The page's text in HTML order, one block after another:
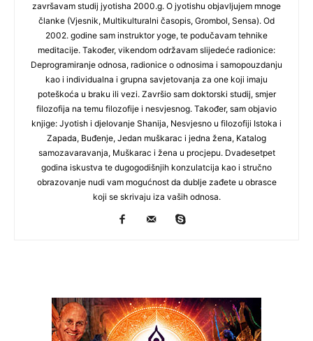
završavam studij jyotisha 2000.g. O jyotishu objavljujem mnoge
članke (Vjesnik, Multikulturalni časopis, Grombol, Sensa). Od
2002. godine sam instruktor yoge, te podučavam tehnike
meditacije. Također, vikendom održavam slijedeće radionice:
Deprogramiranje odnosa, radionice o odnosima i samopouzdanju
kao i individualna i grupna savjetovanja za one koji imaju
poteškoća u braku ili vezi. Završio sam doktorski studij, smjer
filozofija na temu filozofije i nesvjesnog. Također, sam objavio
knjige: Jyotish i djelovanje Shanija, Nesvjesno u filozofiji Istoka i
Zapada, Buđenje, Jedan muškarac i jedna žena, Katalog
samozavaravanja, Muškarac i žena u procjepu. Dvadesetpet
godina iskustva te dugogodišnjih konzulatcija kao i stručno
obrazovanje nudi vam mogućnost da dublje zađete u obrasce
koji se skrivaju iza vaših odnosa.